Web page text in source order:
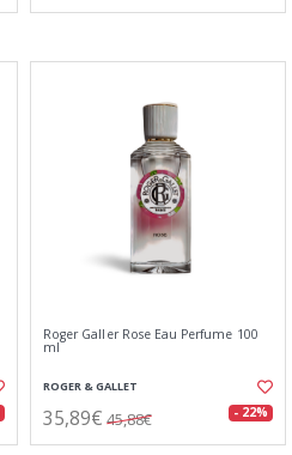
Roger Galler Rose Eau Perfume 100
ml
ROGER & GALLET
35,89€ 45,88€ - 22%